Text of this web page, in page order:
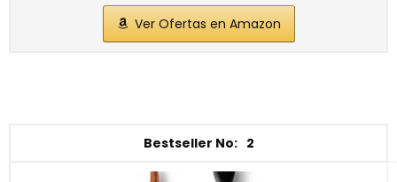
Ver Ofertas en Amazon
2